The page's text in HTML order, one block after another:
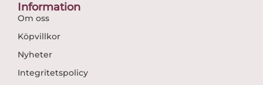
Information
Om oss
Köpvillkor
Nyheter
Integritetspolicy